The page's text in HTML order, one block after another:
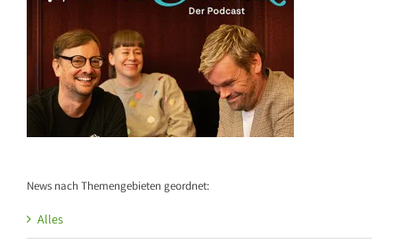
News nach Themengebieten geordnet:
Alles